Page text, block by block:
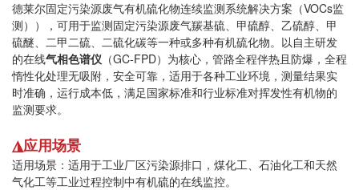
德莱尔固定污染源废气有机硫化物连续监测系统解决方案（VOCs监
测）），可用于监测固定污染源废气羰基硫、甲硫醇、乙硫醇、甲
硫醚、二甲二硫、二硫化碳等一种或多种有机硫化物。以自主研发
的在线气相色谱仪 （GC-FPD）为核心，管路全程伴热且防爆，全程
惰性化处理无吸附，安全可靠，适用于各种工业环境，测量结果实
时准确，运行成本低，满足国家标准和行业标准对挥发性有机物的
监测要求。
◮应用场景
适用场景：适用于工业厂区污染源排口，煤化工、石油化工和天然
气化工等工业过程控制中有机硫的在线监控。